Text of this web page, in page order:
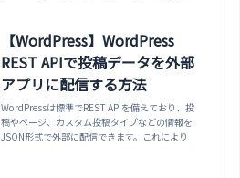
力できるthe_post_navigation()、カスタム投稿
タイプ対応まで紹介します。
【WordPress】WordPress
REST APIで投稿データを外部
アプリに配信する方法
WordPressは標準でREST APIを備えており、投
稿やページ、カスタム投稿タイプなどの情報を
JSON形式で外部に配信できます。これにより